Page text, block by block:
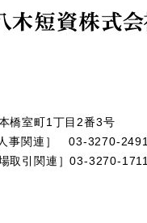
橋室町1丁目2番3号
事関連］ 03-3270-2491
引関連］03-3270-1711